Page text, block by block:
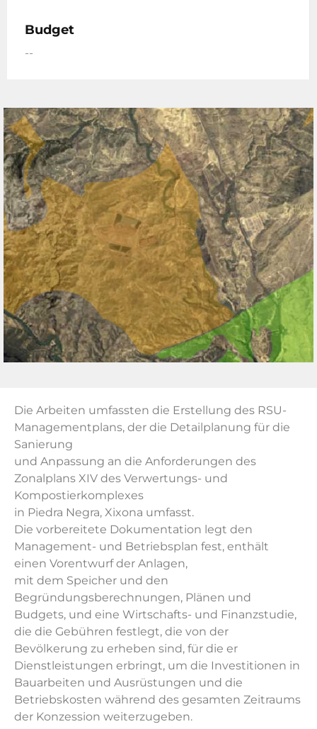
Budget
--
Die Arbeiten umfassten die Erstellung des RSU-
Managementplans, der die Detailplanung für die
Sanierung
und Anpassung an die Anforderungen des
Zonalplans XIV des Verwertungs- und
Kompostierkomplexes
in Piedra Negra, Xixona umfasst.
Die vorbereitete Dokumentation legt den
Management- und Betriebsplan fest, enthält
einen Vorentwurf der Anlagen,
mit dem Speicher und den
Begründungsberechnungen, Plänen und
Budgets, und eine Wirtschafts- und Finanzstudie,
die die Gebühren festlegt, die von der
Bevölkerung zu erheben sind, für die er
Dienstleistungen erbringt, um die Investitionen in
Bauarbeiten und Ausrüstungen und die
Betriebskosten während des gesamten Zeitraums
der Konzession weiterzugeben.